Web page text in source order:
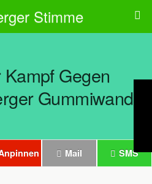
Stimme
Gegen
Gummiwand
Mail SMS